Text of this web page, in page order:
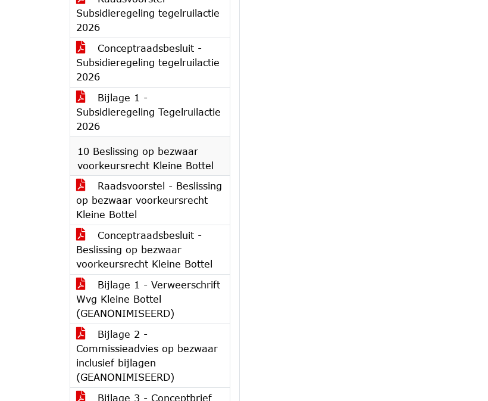
Subsidieregeling tegelruilactie
2026
Conceptraadsbesluit -
Subsidieregeling tegelruilactie
2026
Bijlage 1 -
Subsidieregeling Tegelruilactie
2026
10 Beslissing op bezwaar
voorkeursrecht Kleine Bottel
Raadsvoorstel - Beslissing
op bezwaar voorkeursrecht
Kleine Bottel
Conceptraadsbesluit -
Beslissing op bezwaar
voorkeursrecht Kleine Bottel
Bijlage 1 - Verweerschrift
Wvg Kleine Bottel
(GEANONIMISEERD)
Bijlage 2 -
Commissieadvies op bezwaar
inclusief bijlagen
(GEANONIMISEERD)
Bijlage 3 - Conceptbrief